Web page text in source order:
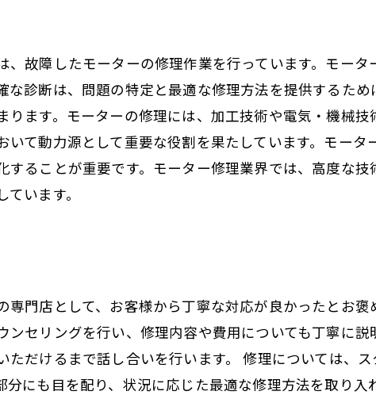
、故障したモーターの修理作業を行っています。モー
な診断は、問題の特定と最適な修理方法を提供するた
ります。モーターの修理には、加工技術や電気・機械
いて動力源として重要な役割を果たしています。モー
することが重要です。モーター修理業界では、高度な
います。
専門店として、お客様から丁寧な対応が良かったとお
ンセリングを行い、修理内容や費用についても丁寧に
ただけるまで話し合いを行います。 修理については、
分にも目を配り、状況に応じた最適な修理方法を取り入